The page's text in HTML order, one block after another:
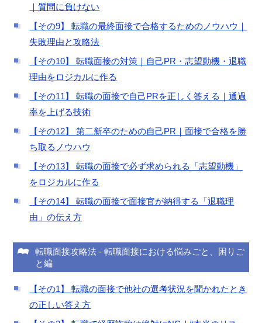
｜質問に負けない
【その9】 転職の最終面接で合格するためのノウハウ｜
失敗理由と攻略法
【その10】 転職面接の対策｜自己PR・志望動機・退職
理由をロジカルに作る
【その11】 転職の面接で自己PRを正しく答える｜通過
率を上げる技術
【その12】 第二新卒のための自己PR｜面接で合格を勝
ち取るノウハウ
【その13】 転職の面接で必ず求められる「志望動機」
をロジカルに作る
【その14】 転職の面接で面接官が納得する「退職理
由」の伝え方
転職面接攻略法 -転職面接における悩みごと、困りご
と編
【その1】 転職の面接で他社の選考状況を聞かれたとき
の正しい答え方